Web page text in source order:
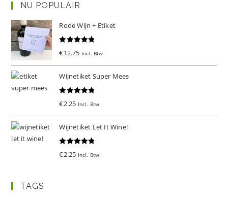
NU POPULAIR
Rode Wijn + Etiket
€12.75 Incl. Btw
Wijnetiket Super Mees
€2.25 Incl. Btw
Wijnetiket Let It Wine!
€2.25 Incl. Btw
TAGS